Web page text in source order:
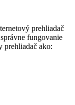
prehliadač
fungovanie
prehliadač ako: